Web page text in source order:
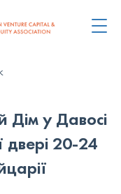
Дім у Давосі
двері 20-24